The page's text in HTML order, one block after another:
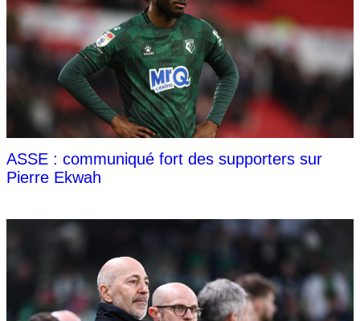
ASSE : communiqué fort des supporters sur
Pierre Ekwah